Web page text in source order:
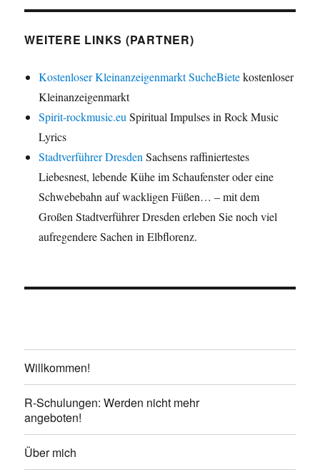
WEITERE LINKS (PARTNER)
Kostenloser Kleinanzeigenmarkt SucheBietekostenloser
Kleinanzeigenmarkt
Spirit-rockmusic.eu Spiritual Impulses in Rock Music
Lyrics
Stadtverführer Dresden Sachsens raffiniertestes
Liebesnest, lebende Kühe im Schaufenster oder eine
Schwebebahn auf wackligen Füßen… – mit dem
Großen Stadtverführer Dresden erleben Sie noch viel
aufregendere Sachen in Elbflorenz.
Willkommen!
R-Schulungen: Werden nicht mehr
angeboten!
Über mich